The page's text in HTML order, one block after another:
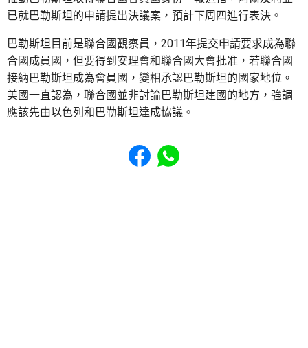
已就巴勒斯坦的申請提出決議案，預計下周四進行表決。
巴勒斯坦目前是聯合國觀察員，2011年提交申請要求成為聯
合國成員國，但要得到安理會和聯合國大會批准，若聯合國
接納巴勒斯坦成為會員國，變相承認巴勒斯坦的國家地位。
美國一直認為，聯合國並非討論巴勒斯坦建國的地方，強調
應該先由以色列和巴勒斯坦達成協議。
Share to Facebook
Share to WhatsApp